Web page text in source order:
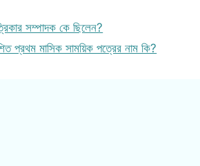
সম্পাদক কে ছিলেন?
প্রথম মাসিক সাময়িক পত্রের নাম কি?